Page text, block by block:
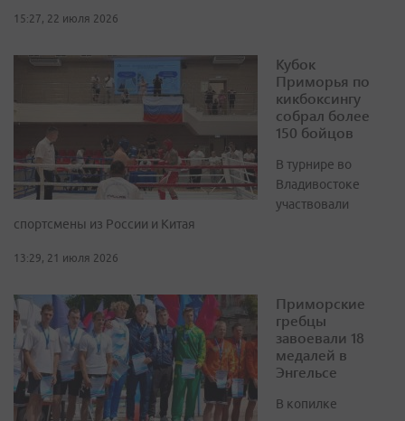
15:27, 22 июля 2026
Кубок
Приморья по
кикбоксингу
собрал более
150 бойцов
В турнире во
Владивостоке
участвовали
спортсмены из России и Китая
13:29, 21 июля 2026
Приморские
гребцы
завоевали 18
медалей в
Энгельсе
В копилке